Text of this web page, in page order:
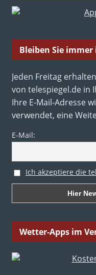
Bleiben Sie
Jeden Freitag
von telespiegel.de in
Ihre E-Mail-Adresse
verwendet, eine
E-Mail:
Ich akzeptiere die
Wetter-Apps im